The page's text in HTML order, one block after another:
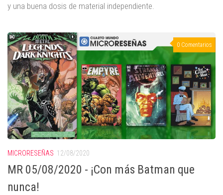
y una buena dosis de material independiente.
0 Comentarios
MICRORESEÑAS 12/08/2020
MR 05/08/2020 - ¡Con más Batman que
nunca!